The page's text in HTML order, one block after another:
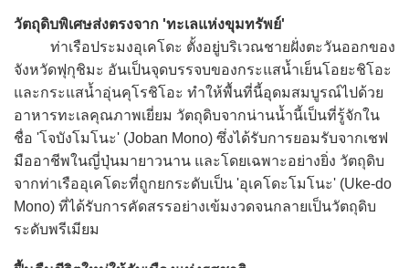
วัตถุดิบพิเศษส่งตรงจาก 'ทะเลแห่งขุมทรัพย์'
ท่าเรือประมงอุเคโดะ ตั้งอยู่บริเวณชายฝั่งตะวันออกของ
จังหวัดฟุกุชิมะ อันเป็นจุดบรรจบของกระแสน้ำเย็นโอยะชิโอะ
และกระแสน้ำอุ่นคุโรชิโอะ ทำให้พื้นที่นี้อุดมสมบูรณ์ไปด้วย
อาหารทะเลคุณภาพเยี่ยม วัตถุดิบจากน่านน้ำนี้เป็นที่รู้จักใน
ชื่อ 'โจบังโมโนะ' (Joban Mono) ซึ่งได้รับการยอมรับจากเชฟ
มืออาชีพในญี่ปุ่นมายาวนาน และโดยเฉพาะอย่างยิ่ง วัตถุดิบ
จากท่าเรืออุเคโดะที่ถูกยกระดับเป็น 'อุเคโดะโมโนะ' (Uke-do
Mono) ที่ได้รับการคัดสรรอย่างเข้มงวดจนกลายเป็นวัตถุดิบ
ระดับพรีเมียม